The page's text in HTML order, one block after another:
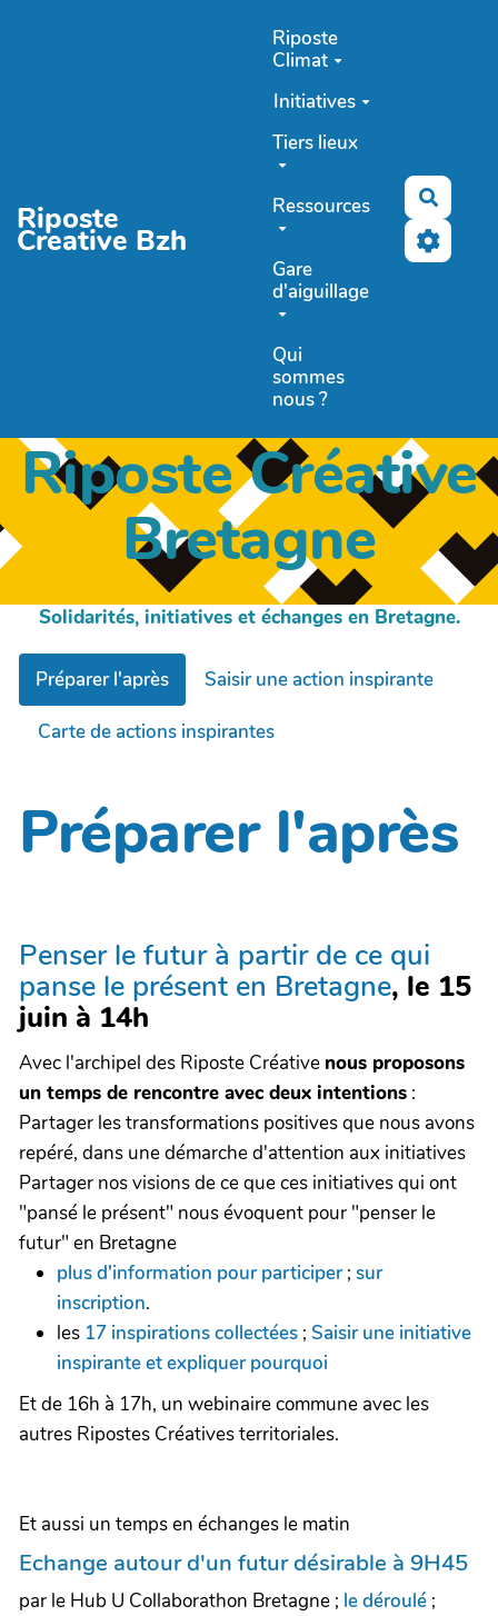
Riposte
Creative Bzh
Riposte
Climat
Initiatives
Tiers lieux
Ressources
Gare
d'aiguillage
Qui
sommes
nous ?
Riposte Créative
Bretagne
Solidarités, initiatives et échanges en Bretagne.
Préparer l'après Saisir une action inspirante
Carte de actions inspirantes
Préparer l'après
Penser le futur à partir de ce qui
panse le présent en Bretagne, le 15
juin à 14h
Avec l'archipel des Riposte Créative nous proposons
un temps de rencontre avec deux intentions :
Partager les transformations positives que nous avons
repéré, dans une démarche d'attention aux initiatives
Partager nos visions de ce que ces initiatives qui ont
"pansé le présent" nous évoquent pour "penser le
futur" en Bretagne
plus d'information pour participer; sur
inscription.
les 17 inspirations collectées ; Saisir une initiative
inspirante et expliquer pourquoi
Et de 16h à 17h, un webinaire commune avec les
autres Ripostes Créatives territoriales.
Et aussi un temps en échanges le matin
Echange autour d'un futur désirable à 9H45
par le Hub U Collaborathon Bretagne ; le déroulé ;